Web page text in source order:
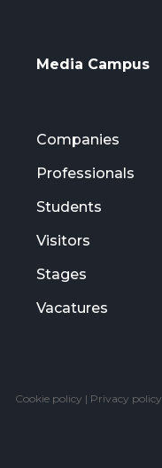
Media Campus
Companies
Professionals
Students
Visitors
Stages
Vacatures
Cookie policy | Privacy policy